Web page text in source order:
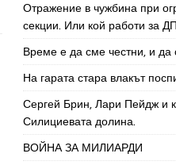
Отражение в чужбина при
секции. Или кой работи за
Време е да сме честни, и да
На гарата стара влакът
Сергей Брин, Лари Пейдж и
Силициевата долина.
ВОЙНА ЗА МИЛИАРДИ